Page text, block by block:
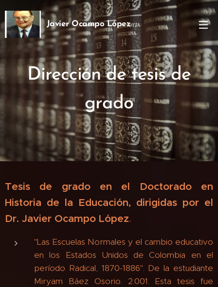
Javier Ocampo López
Ph.D
Dirección de tesis de
grado
Tesis de grado en el Doctorado en
Historia de la Educación, dirigidas por el
Dr. Javier Ocampo López.
"Las Escuelas Normales y el cambio educativo
en los Estados Unidos de Colombia en el
período Radical, 1870-1886". De la estudiante
Miryam Báez Osorio. 2.001. Esta tesis fue